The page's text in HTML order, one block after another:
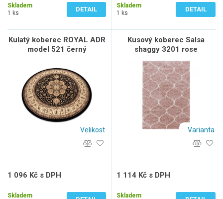
Skladem
1 ks
DETAIL
Skladem
1 ks
DETAIL
Kulatý koberec ROYAL ADR
model 521 černý
Velikost
1 096 Kč s DPH
Skladem
Kusový koberec Salsa
shaggy 3201 rose
Varianta
1 114 Kč s DPH
Skladem